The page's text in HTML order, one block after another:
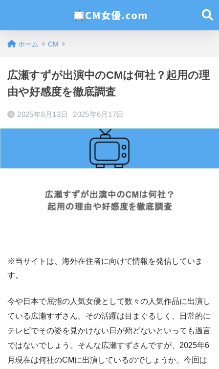
ホーム CM
広瀬すずが出演中のCMは何社？起用の理
由や好感度を徹底調査
2025年6月13日 2025年6月17日
※当サイトは、海外在住者に向けて情報を発信していま
す。
今や日本で屈指の人気女優として数々の人気作品に出演し
ている広瀬すずさん。その活躍は目まぐるしく、日常的に
テレビでその姿を見かけない日が殆どないといっても過言
ではないでしょう。そんな広瀬すずさんですが、2025年6
月現在は何社のCMに出演しているのでしょうか。今回は